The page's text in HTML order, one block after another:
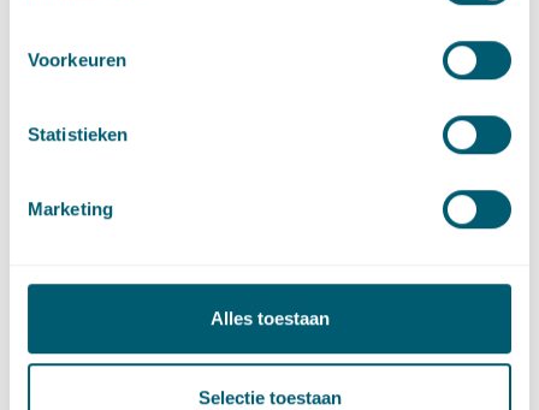
Voorkeuren
Statistieken
Marketing
Alles toestaan
Selectie toestaan
, nr. D – Verslag van een schriftelijk overleg – 9 september